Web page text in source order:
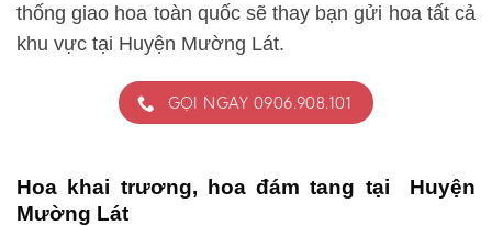
thống giao hoa toàn quốc sẽ thay bạn gửi hoa tất cả
khu vực tại Huyện Mường Lát.
GỌI NGAY 0906.908.101
Hoa khai trương, hoa đám tang tại Huyện
Mường Lát